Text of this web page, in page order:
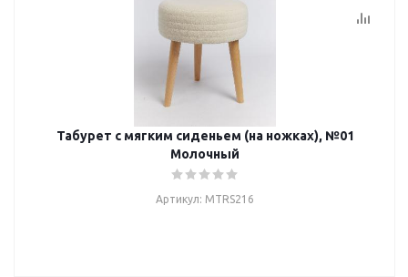
Табурет с мягким сиденьем (на ножках), №01
Молочный
Артикул: MTRS216